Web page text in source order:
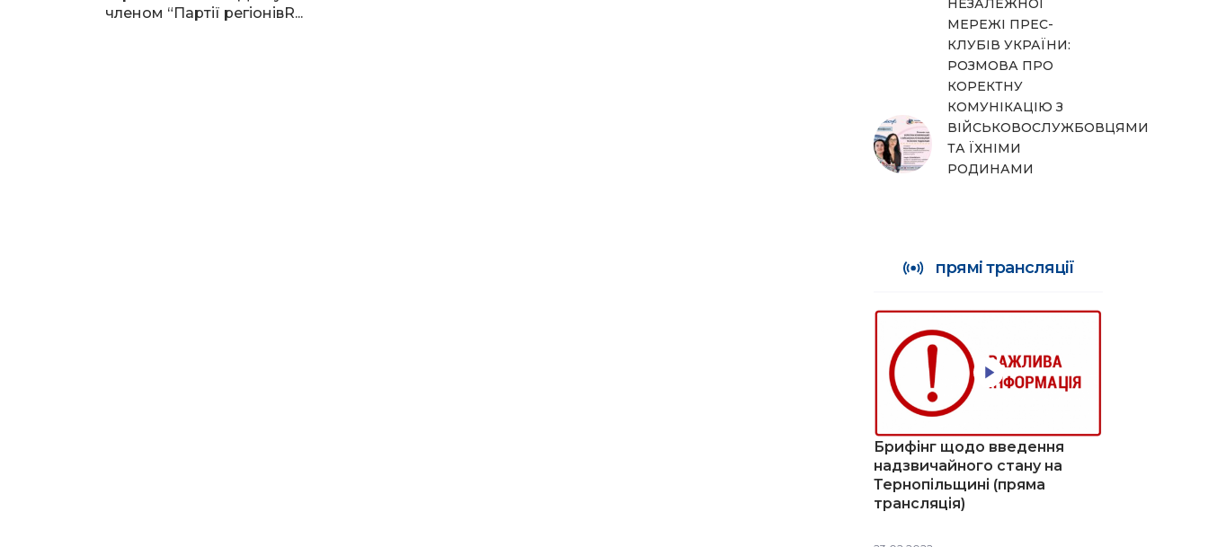
членом “Партії регіонівR...
НЕЗАЛЕЖНОЇ
МЕРЕЖІ ПРЕС-
КЛУБІВ УКРАЇНИ:
РОЗМОВА ПРО
КОРЕКТНУ
КОМУНІКАЦІЮ З
ВІЙСЬКОВОСЛУЖБОВЦЯМИ
ТА ЇХНІМИ
РОДИНАМИ
прямі трансляції
Брифінг щодо введення
надзвичайного стану на
Тернопільщині (пряма
трансляція)